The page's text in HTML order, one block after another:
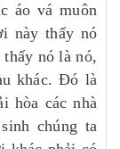
áo vá muôn
này thấy nó
nó là nó,
khác. Đó là
hòa các nhà
chúng ta